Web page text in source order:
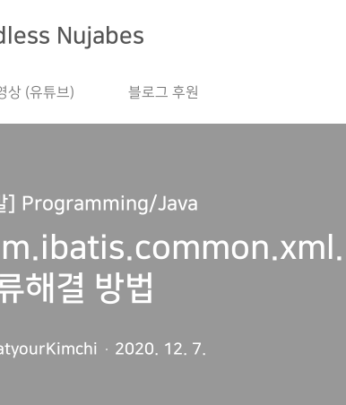
Nujabes
상 (유튜브) 블로그 후원
] Programming/Java
해결 방법
2020. 12. 7.